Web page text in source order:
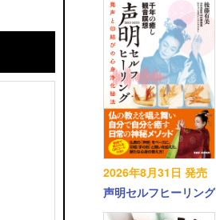
2026年8月31日 発売
声明セルフヒーリング